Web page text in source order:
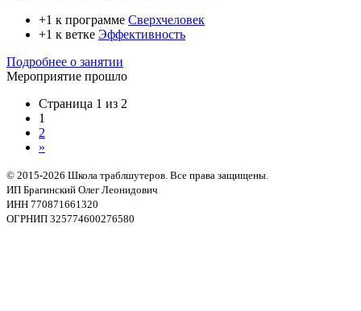
+1 к программе Сверхчеловек
+1 к ветке Эффективность
Подробнее о занятии
Мероприятие прошло
Страница 1 из 2
1
2
»
© 2015-2026 Школа траблшутеров. Все права защищены.
ИП Брагинский Олег Леонидович
ИНН 770871661320
ОГРНИП 325774600276580